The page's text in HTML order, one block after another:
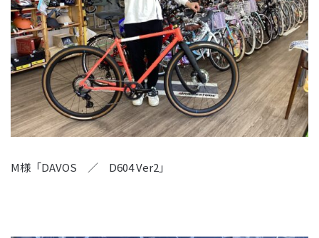
M様「DAVOS ／ D604 Ver2」